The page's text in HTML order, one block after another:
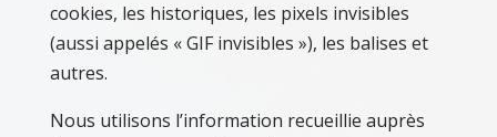
cookies, les historiques, les pixels invisibles
(aussi appelés « GIF invisibles »), les balises et
autres.
Nous utilisons l’information recueillie auprès